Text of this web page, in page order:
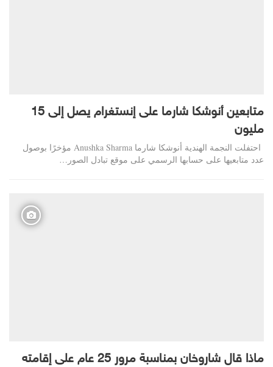
متابعين أنوشكا شارما على إنستغرام يصل إلى 15
مليون
احتفلت النجمة الهندية أنوشكا شارما Anushka Sharma مؤخرًا بوصول
عدد متابعيها على حسابها الرسمي على موقع تبادل الصور…
ماذا قال شاروخان بمناسبة مرور 25 عام على إقامته